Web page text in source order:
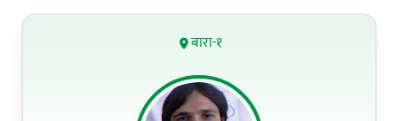
बारा-१